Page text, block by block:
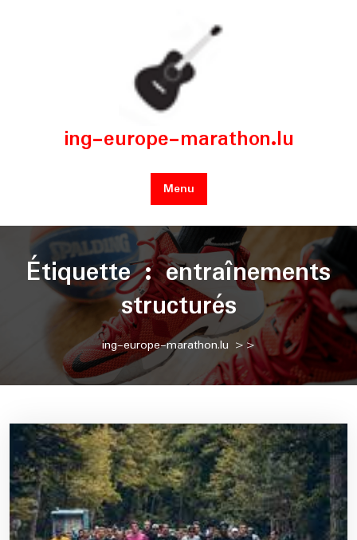
ing-europe-marathon.lu
Menu
Étiquette :entraînements
structurés
ing-europe-marathon.lu >>